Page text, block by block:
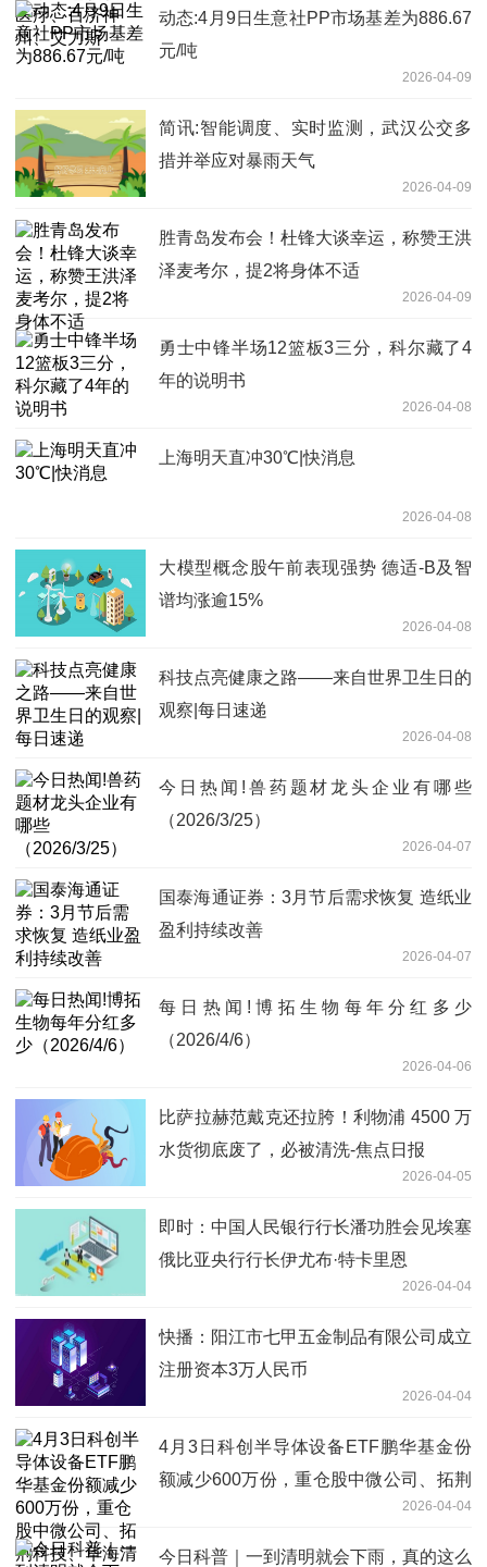
动态:4月9日生意社PP市场基差为886.67
元/吨
2026-04-09
简讯:智能调度、实时监测，武汉公交多
措并举应对暴雨天气
2026-04-09
胜青岛发布会！杜锋大谈幸运，称赞王洪
泽麦考尔，提2将身体不适
2026-04-09
勇士中锋半场12篮板3三分，科尔藏了4
年的说明书
2026-04-08
上海明天直冲30℃|快消息
2026-04-08
大模型概念股午前表现强势 德适-B及智
谱均涨逾15%
2026-04-08
科技点亮健康之路——来自世界卫生日的
观察|每日速递
2026-04-08
今日热闻!兽药题材龙头企业有哪些
（2026/3/25）
2026-04-07
国泰海通证券：3月节后需求恢复 造纸业
盈利持续改善
2026-04-07
每日热闻!博拓生物每年分红多少
（2026/4/6）
2026-04-06
比萨拉赫范戴克还拉胯！利物浦 4500 万
水货彻底废了，必被清洗-焦点日报
2026-04-05
即时：中国人民银行行长潘功胜会见埃塞
俄比亚央行行长伊尤布·特卡里恩
2026-04-04
快播：阳江市七甲五金制品有限公司成立
注册资本3万人民币
2026-04-04
4月3日科创半导体设备ETF鹏华基金份
额减少600万份，重仓股中微公司、拓荆
2026-04-04
今日科普｜一到清明就会下雨，真的这么